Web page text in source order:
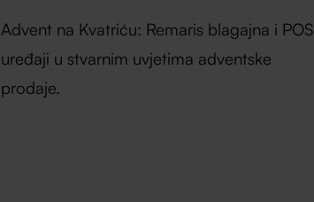
Advent na Kvatriću: Remaris blagajna i POS
uređaji u stvarnim uvjetima adventske
prodaje.